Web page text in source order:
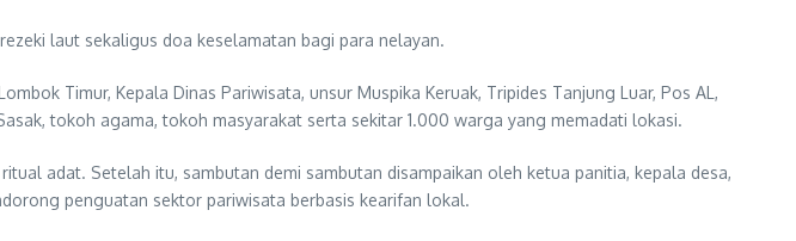
laut sekaligus doa keselamatan bagi para nelayan.
Timur, Kepala Dinas Pariwisata, unsur Muspika Keruak, Tripides Tanjung Luar, Pos AL,
tokoh agama, tokoh masyarakat serta sekitar 1.000 warga yang memadati lokasi.
adat. Setelah itu, sambutan demi sambutan disampaikan oleh ketua panitia, kepala desa,
penguatan sektor pariwisata berbasis kearifan lokal.